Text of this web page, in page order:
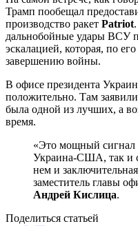
Трамп пообещал
производство ракет Patriot
дальнобойные удары ВСУ
эскалацией, которая, по
завершению войны.
В офисе президента
положительно. Там
была одной из лучших, а
время.
«Это мощный сигнал
Украина-США, так и
нем и
заместитель главы
Андрей Кислица.
Поделиться статьей